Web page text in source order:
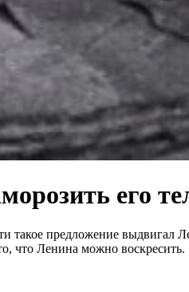
его
такое предложение
что Ленина можно воскресить.